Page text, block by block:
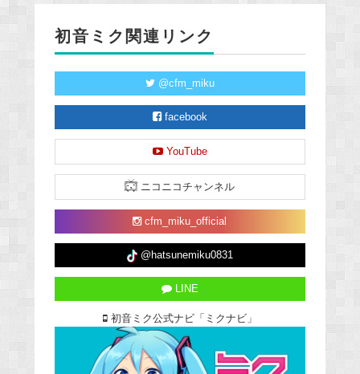
初音ミク関連リンク
@cfm_miku
facebook
YouTube
ニコニコチャンネル
cfm_miku_official
@hatsunemiku0831
LINE
初音ミク公式ナビ「ミクナビ」